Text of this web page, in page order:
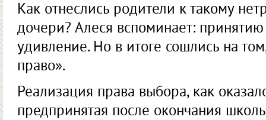
Как отнеслись родители к такому
дочери? Алеся вспоминает:
удивление. Но в итоге сошлись на
право».
Реализация права выбора, как
предпринятая после окончания